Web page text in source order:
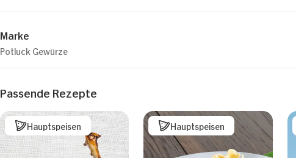
Marke
Potluck Gewürze
Passende Rezepte
Hauptspeisen Hauptspeisen